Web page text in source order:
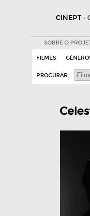
CINEPT ·
SOBRE O
FILMES
PROCURAR